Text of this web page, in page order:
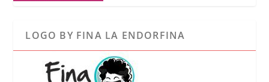
LOGO BY FINA LA ENDORFINA